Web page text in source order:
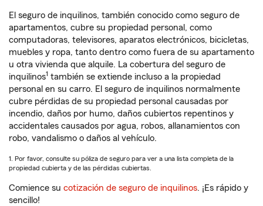
El seguro de inquilinos, también conocido como seguro de
apartamentos, cubre su propiedad personal, como
computadoras, televisores, aparatos electrónicos, bicicletas,
muebles y ropa, tanto dentro como fuera de su apartamento
u otra vivienda que alquile. La cobertura del seguro de
inquilinos1 también se extiende incluso a la propiedad
personal en su carro. El seguro de inquilinos normalmente
cubre pérdidas de su propiedad personal causadas por
incendio, daños por humo, daños cubiertos repentinos y
accidentales causados por agua, robos, allanamientos con
robo, vandalismo o daños al vehículo.
1. Por favor, consulte su póliza de seguro para ver a una lista completa de la
propiedad cubierta y de las pérdidas cubiertas.
Comience su cotización de seguro de inquilinos. ¡Es rápido y
sencillo!